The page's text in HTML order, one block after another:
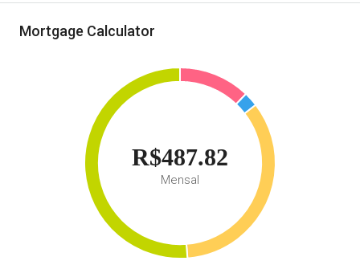
Mortgage Calculator
R$487.82
Mensal